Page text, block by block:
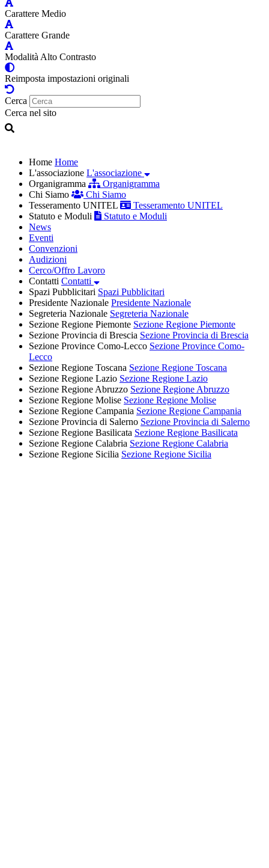
Carattere Medio
Carattere Grande
Modalità Alto Contrasto
Reimposta impostazioni originali
Cerca
Cerca nel sito
Home Home
L'associazione L'associazione
Organigramma
Organigramma
Chi Siamo
Chi Siamo
Tesseramento UNITEL
Tesseramento UNITEL
Statuto e Moduli
Statuto e Moduli
News
Eventi
Convenzioni
Audizioni
Cerco/Offro Lavoro
Contatti Contatti
Spazi Pubblicitari Spazi Pubblicitari
Presidente Nazionale Presidente Nazionale
Segreteria Nazionale Segreteria Nazionale
Sezione Regione Piemonte Sezione Regione Piemonte
Sezione Provincia di Brescia Sezione Provincia di Brescia
Sezione Province Como-Lecco Sezione Province Como-
Lecco
Sezione Regione Toscana Sezione Regione Toscana
Sezione Regione Lazio Sezione Regione Lazio
Sezione Regione Abruzzo Sezione Regione Abruzzo
Sezione Regione Molise Sezione Regione Molise
Sezione Regione Campania Sezione Regione Campania
Sezione Provincia di Salerno Sezione Provincia di Salerno
Sezione Regione Basilicata Sezione Regione Basilicata
Sezione Regione Calabria Sezione Regione Calabria
Sezione Regione Sicilia Sezione Regione Sicilia